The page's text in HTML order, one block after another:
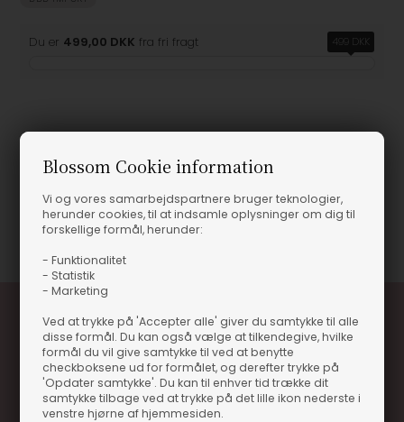
Blossom Cookie information
Vi og vores samarbejdspartnere bruger teknologier,
herunder cookies, til at indsamle oplysninger om dig til
forskellige formål, herunder:
- Funktionalitet
- Statistik
- Marketing
Ved at trykke på 'Accepter alle' giver du samtykke til alle
disse formål. Du kan også vælge at tilkendegive, hvilke
formål du vil give samtykke til ved at benytte
checkboksene ud for formålet, og derefter trykke på
'Opdater samtykke'. Du kan til enhver tid trække dit
samtykke tilbage ved at trykke på det lille ikon nederste i
venstre hjørne af hjemmesiden.
Du er 499,00 DKK fra fri fragt 499 DKK
Produktinformation
Varenummer 23388-PAACCHA02